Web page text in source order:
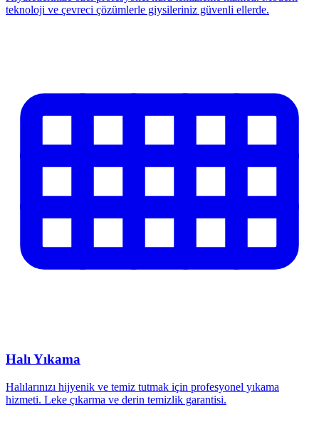
teknoloji ve çevreci çözümlerle giysileriniz güvenli ellerde.
Halı Yıkama
Halılarınızı hijyenik ve temiz tutmak için profesyonel yıkama
hizmeti. Leke çıkarma ve derin temizlik garantisi.